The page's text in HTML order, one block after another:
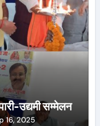
उद्यमी सम्मेलन
16, 2025